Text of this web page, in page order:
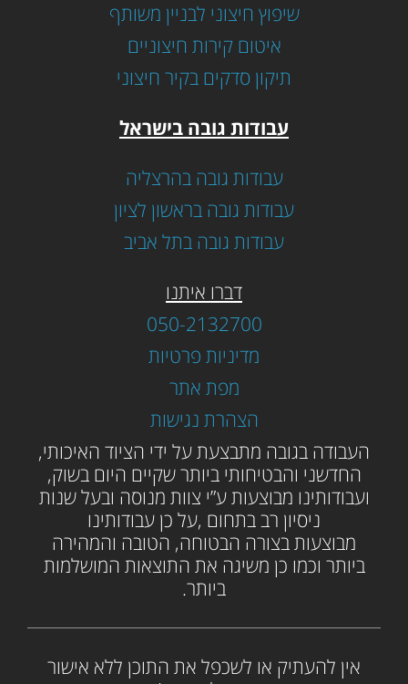
שיפוץ חיצוני לבניין משותף
איטום קירות חיצוניים
תיקון סדקים בקיר חיצוני
עבודות גובה בישראל
עבודות גובה בהרצליה
עבודות גובה בראשון לציון
עבודות גובה בתל אביב
דברו איתנו
050-2132700
מדיניות פרטיות
מפת אתר
הצהרת נגישות
העבודה בגובה מתבצעת על ידי הציוד האיכותי,
החדשני והבטיחותי ביותר שקיים היום בשוק,
ועבודותינו מבוצעות ע”י צוות מנוסה ובעל שנות
ניסיון רב בתחום ,על כן עבודותינו
מבוצעות בצורה הבטוחה, הטובה והמהירה
ביותר וכמו כן משיגה את התוצאות המושלמות
ביותר.
אין להעתיק או לשכפל את התוכן ללא אישור